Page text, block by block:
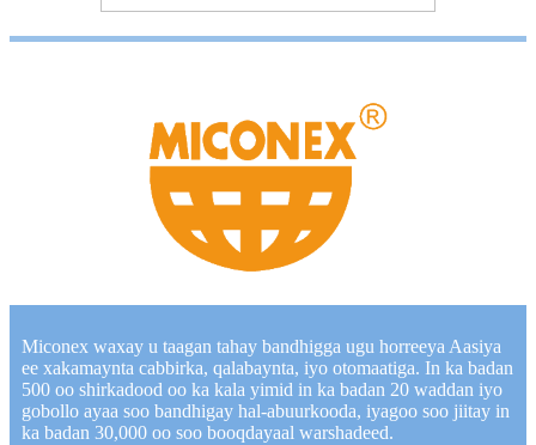
Miconex waxay u taagan tahay bandhigga ugu horreeya Aasiya
ee xakamaynta cabbirka, qalabaynta, iyo otomaatiga. In ka badan
500 oo shirkadood oo ka kala yimid in ka badan 20 waddan iyo
gobollo ayaa soo bandhigay hal-abuurkooda, iyagoo soo jiitay in
ka badan 30,000 oo soo booqdayaal warshadeed.